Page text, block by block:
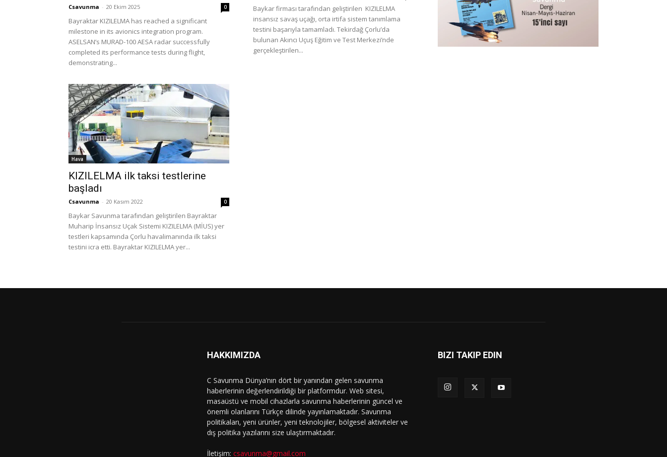
Csavunma - 20 Ekim 2025 0
Bayraktar KIZILELMA has reached a significant
milestone in its avionics integration program.
ASELSAN’s MURAD-100 AESA radar successfully
completed its performance tests during flight,
demonstrating...
Baykar firması tarafından geliştirilen KIZILELMA
insansız savaş uçağı, orta irtifa sistem tanımlama
testini başarıyla tamamladı. Tekirdağ Çorlu’da
bulunan Akıncı Uçuş Eğitim ve Test Merkezi’nde
gerçekleştirilen...
Hava
KIZILELMA ilk taksi testlerine
başladı
Csavunma - 20 Kasım 2022 0
Baykar Savunma tarafından geliştirilen Bayraktar
Muharip İnsansız Uçak Sistemi KIZILELMA (MİUS) yer
testleri kapsamında Çorlu havalimanında ilk taksi
testini icra etti. Bayraktar KIZILELMA yer...
HAKKIMIZDA
C Savunma Dünya’nın dört bir yanından gelen savunma
haberlerinin değerlendirildiği bir platformdur. Web sitesi,
masaüstü ve mobil cihazlarla savunma haberlerinin güncel ve
önemli olanlarını Türkçe dilinde yayınlamaktadır. Savunma
politikaları, yeni ürünler, yeni teknolojiler, bölgesel aktiviteler ve
dış politika yazılarını size ulaştırmaktadır.
İletişim: csavunma@gmail.com
BIZI TAKIP EDIN